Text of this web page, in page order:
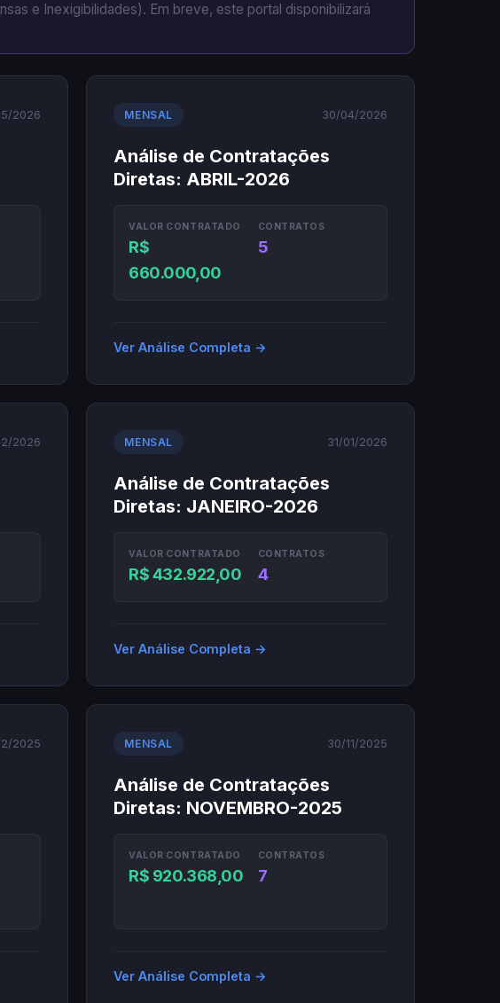
e Inexigibilidades). Em breve, este portal disponibilizará
2026 MENSAL 30/04/2026
Análise de Contratações
Diretas: ABRIL-2026
VALOR CONTRATADO
R$
660.000,00
CONTRATOS
5
Ver Análise Completa →
2026 MENSAL 31/01/2026
Análise de Contratações
Diretas: JANEIRO-2026
VALOR CONTRATADO
R$ 432.922,00
CONTRATOS
4
Ver Análise Completa →
2025 MENSAL 30/11/2025
Análise de Contratações
Diretas: NOVEMBRO-2025
VALOR CONTRATADO
R$ 920.368,00
CONTRATOS
7
Ver Análise Completa →